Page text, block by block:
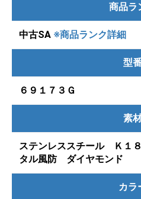
商品ラ
中古SA ※商品ランク詳細
型
６９１７３Ｇ
素
ステンレススチール Ｋ１
タル風防 ダイヤモンド
カラ